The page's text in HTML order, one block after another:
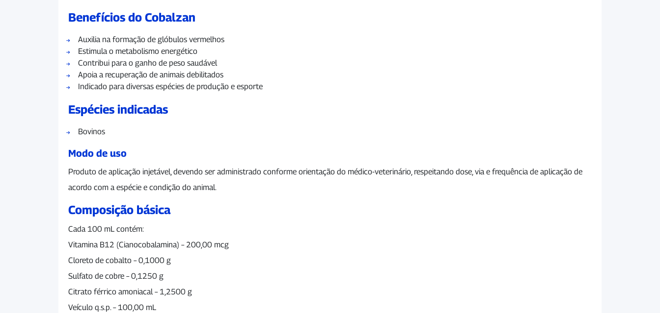
Benefícios do Cobalzan
Auxilia na formação de glóbulos vermelhos
Estimula o metabolismo energético
Contribui para o ganho de peso saudável
Apoia a recuperação de animais debilitados
Indicado para diversas espécies de produção e esporte
Espécies indicadas
Bovinos
Modo de uso
Produto de aplicação injetável, devendo ser administrado conforme orientação do médico-veterinário, respeitando dose, via e frequência de aplicação de
acordo com a espécie e condição do animal.
Composição básica
Cada 100 mL contém:
Vitamina B12 (Cianocobalamina) – 200,00 mcg
Cloreto de cobalto – 0,1000 g
Sulfato de cobre – 0,1250 g
Citrato férrico amoniacal – 1,2500 g
Veículo q.s.p. – 100,00 mL